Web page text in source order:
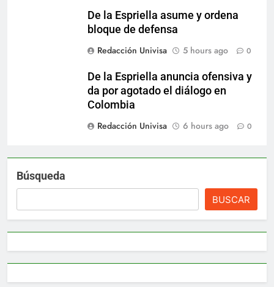
De la Espriella asume y ordena
bloque de defensa
Redacción Univisa
5 hours ago 0
De la Espriella anuncia ofensiva y
da por agotado el diálogo en
Colombia
Redacción Univisa
6 hours ago 0
Búsqueda
BUSCAR